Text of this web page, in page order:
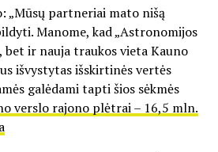
„Mūsų partneriai mato nišą
Manome, kad „Astronomijos
bet ir nauja traukos vieta Kauno
išvystytas išskirtinės vertės
galėdami tapti šios sėkmės
verslo rajono plėtrai – 16,5 mln.